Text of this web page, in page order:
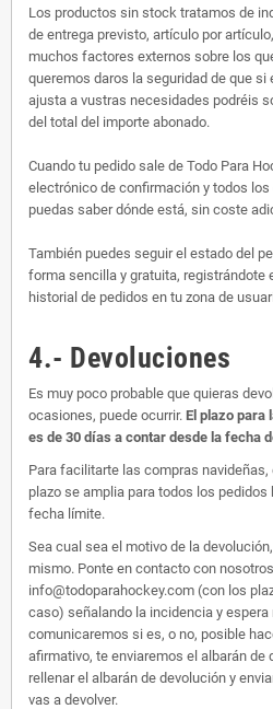
Los productos sin stock tratamos de
de entrega previsto, artículo por
muchos factores externos sobre los
queremos daros la seguridad de que si
ajusta a vustras necesidades podréis
del total del importe abonado.
Cuando tu pedido sale de Todo Para
electrónico de confirmación y todos
puedas saber dónde está, sin coste
También puedes seguir el estado del
forma sencilla y gratuita, registrándote
historial de pedidos en tu zona de
4.- Devoluciones
Es muy poco probable que quieras
ocasiones, puede ocurrir. El plazo para
es de 30 días a contar desde la fecha
Para facilitarte las compras
plazo se amplia para todos los
fecha límite.
Sea cual sea el motivo de la
mismo. Ponte en contacto con
info@todoparahockey.com (con los
caso) señalando la incidencia y
comunicaremos si es, o no, posible
afirmativo, te enviaremos el albarán de
rellenar el albarán de devolución y
vas a devolver.